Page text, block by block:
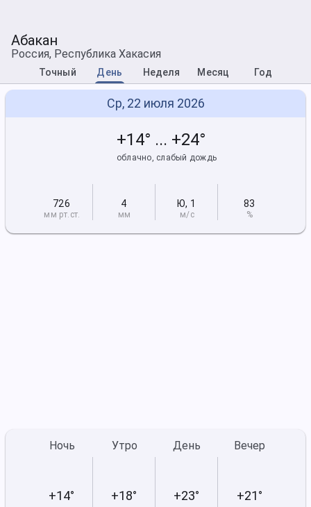
Абакан
Россия, Республика Хакасия
Точный День Неделя Месяц Год
Ср, 22 июля 2026
+14° ... +24°
облачно, слабый дождь
726
мм рт.ст.
4
мм
Ю, 1
м/с
83
%
Ночь
+14°
Утро
+18°
День
+23°
Вечер
+21°